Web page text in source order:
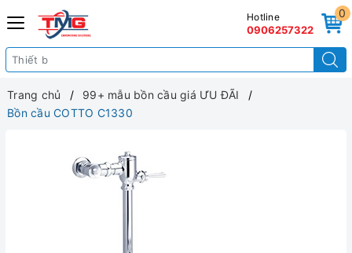
0
Hotline
0906257322
Trang chủ
99+ mẫu bồn cầu giá ƯU ĐÃI
Bồn cầu COTTO C1330